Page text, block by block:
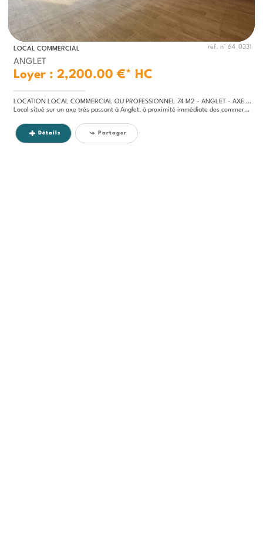
LOCAL COMMERCIAL ref. n° 64_0331
ANGLET
Loyer : 2,200.00 €* HC
LOCATION LOCAL COMMERCIAL OU PROFESSIONNEL 74 M2 - ANGLET - AXE PASSANT
Local situé sur un axe très passant à Anglet, à proximité immédiate des commerces et transports en...
Détails Partager